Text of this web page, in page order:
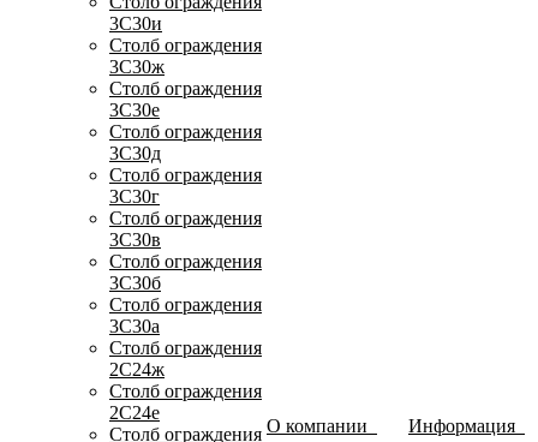
3С30и
Столб ограждения
3С30ж
Столб ограждения
3С30е
Столб ограждения
3С30д
Столб ограждения
3С30г
Столб ограждения
3С30в
Столб ограждения
3С30б
Столб ограждения
3С30а
Столб ограждения
2С24ж
Столб ограждения
2С24е
Столб ограждения О компании
Информация